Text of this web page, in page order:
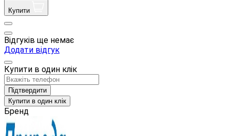
Купити
Відгуків ще немає
Додати відгук
Купити в один клік
Підтвердити
Купити в один клік
Бренд